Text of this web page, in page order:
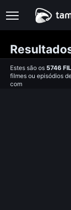
Estes são os 5746
filmes ou episódios
com